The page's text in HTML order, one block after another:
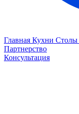
Главная Кухни Столы
Партнерство
Консультация